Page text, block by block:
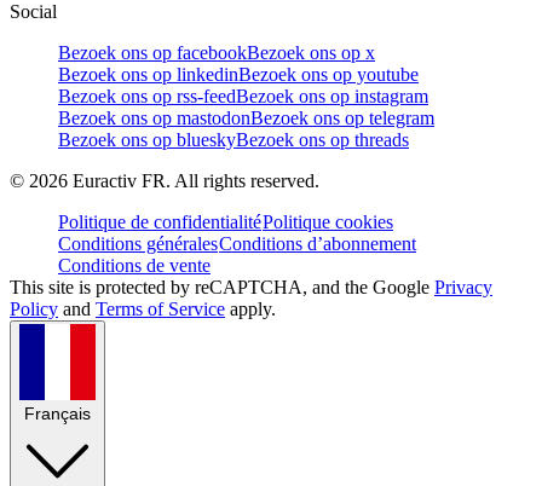
Social
Bezoek ons op facebookBezoek ons op x
Bezoek ons op linkedinBezoek ons op youtube
Bezoek ons op rss-feedBezoek ons op instagram
Bezoek ons op mastodonBezoek ons op telegram
Bezoek ons op blueskyBezoek ons op threads
© 2026 Euractiv FR. All rights reserved.
Politique de confidentialitéPolitique cookies
Conditions généralesConditions d’abonnement
Conditions de vente
This site is protected by reCAPTCHA, and the Google Privacy
Policy and Terms of Service apply.
Français